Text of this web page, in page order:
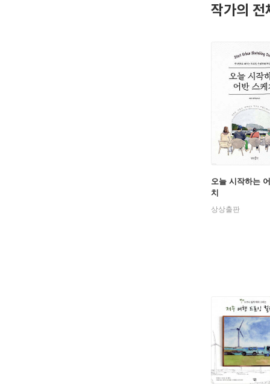
작가의 전
오늘 시작하는
치
상상출판